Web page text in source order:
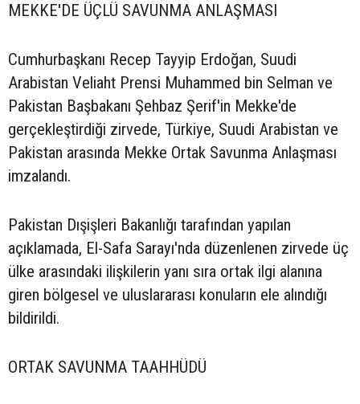
MEKKE'DE ÜÇLÜ SAVUNMA ANLAŞMASI
Cumhurbaşkanı Recep Tayyip Erdoğan, Suudi
Arabistan Veliaht Prensi Muhammed bin Selman ve
Pakistan Başbakanı Şehbaz Şerif'in Mekke'de
gerçekleştirdiği zirvede, Türkiye, Suudi Arabistan ve
Pakistan arasında Mekke Ortak Savunma Anlaşması
imzalandı.
Pakistan Dışişleri Bakanlığı tarafından yapılan
açıklamada, El-Safa Sarayı'nda düzenlenen zirvede üç
ülke arasındaki ilişkilerin yanı sıra ortak ilgi alanına
giren bölgesel ve uluslararası konuların ele alındığı
bildirildi.
ORTAK SAVUNMA TAAHHÜDÜ